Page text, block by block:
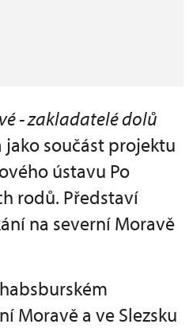
- zakladatelé dolů
součást projektu
ústavu Po
rodů. Představí
na severní Moravě
Moravě a ve Slezsku